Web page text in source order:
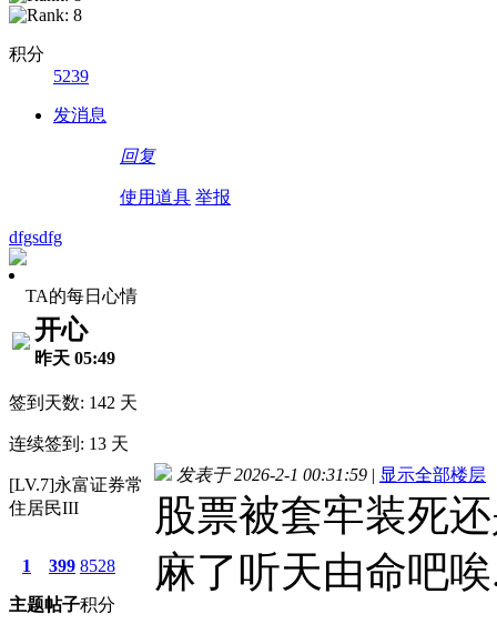
积分
5239
发消息
回复
使用道具 举报
dfgsdfg
TA的每日心情
开心
昨天 05:49
签到天数: 142 天
连续签到: 13 天
[LV.7]永富证券常
住居民III
1
主题
399
帖子
8528
积分
发表于 2026-2-1 00:31:59 | 显示全部楼层
股票被套牢装死
麻了听天由命吧